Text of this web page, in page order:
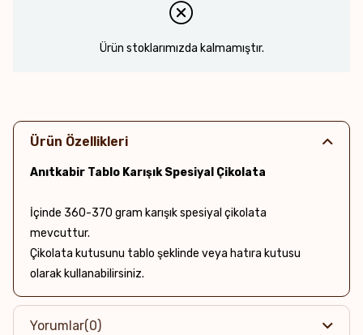
Ürün stoklarımızda kalmamıştır.
Ürün Özellikleri
Anıtkabir Tablo Karışık Spesiyal Çikolata
İçinde 360-370 gram karışık spesiyal çikolata
mevcuttur.
Çikolata kutusunu tablo şeklinde veya hatıra kutusu
olarak kullanabilirsiniz.
Yorumlar(0)